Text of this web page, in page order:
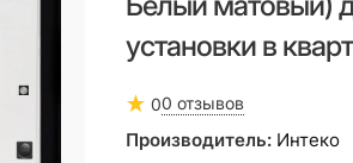
установки в
00 отзывов
Производитель: Интеко